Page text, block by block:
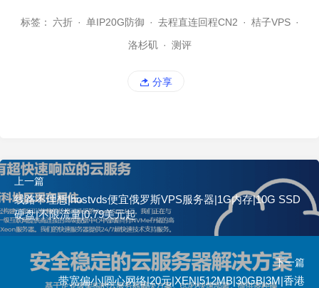
标签： 六折 · 单IP20G防御 · 去程直连回程CN2 · 桔子VPS ·
洛杉矶 · 测评
分享
上一篇
线路不理想|hostvds便宜俄罗斯VPS服务器|1G内存|10G SSD
硬盘|不限流量|0.79美元起
下一篇
带宽偏小|圆心网络|20元|XEN|512MB|30GB|3M|香港